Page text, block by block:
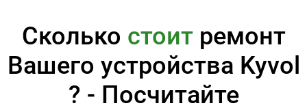
Сколько стоитремонт
Вашего устройства Kyvol
? - Посчитайте